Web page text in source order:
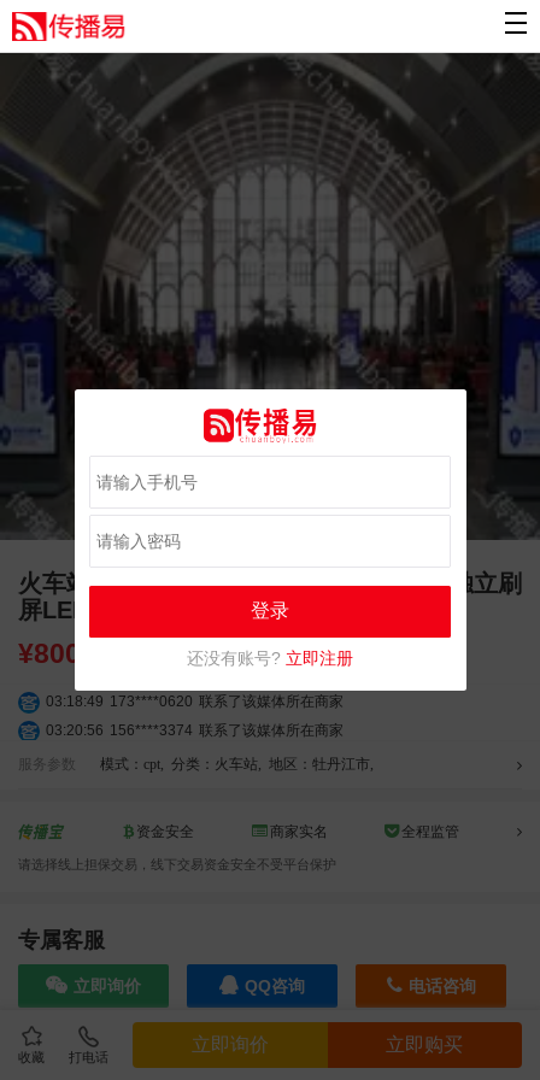
收藏 打电话
立即询价 立即购买
火车站广告 牡丹江火车站广告 牡丹江站 独立刷
屏LED屏幕广告
¥8000.00
03:18:49 173****0620 联系了该媒体所在商家
03:20:56 156****3374 联系了该媒体所在商家
03:42:33 158****0746
联系了该媒体所在商家
04:16:44
181****0078
联系了该媒体所在商家
03:40:56
10:08:47 155****5272 联系了该媒体所在商家
02:32:27 176****3456
联系了该媒体所在商家
182****6963 联系了该媒体所在商家
11:44:28
联系了该媒体所在商家
服务参数 模式：cpt, 分类：火车站, 地区：牡丹江市,
资金安全 商家实名 全程监管
请选择线上担保交易，线下交易资金安全不受平台保护
专属客服
立即询价 QQ咨询 电话咨询
效果截图
登录
还没有账号? 立即注册